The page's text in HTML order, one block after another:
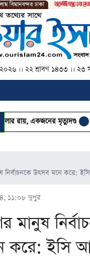
।। ২২ শ্রাবণ ১৪৩৩ ।।
একজনের মৃত্যুদণ্ড ফ্যামিলি
নির্বাচনকে উৎসব মনে করে:
১১:০৮ দুপুর
মানুষ
করে: ইসি